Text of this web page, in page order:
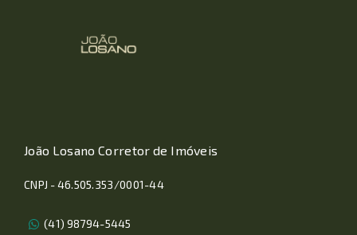
João Losano Corretor de Imóveis
CNPJ - 46.505.353/0001-44
(41) 98794-5445